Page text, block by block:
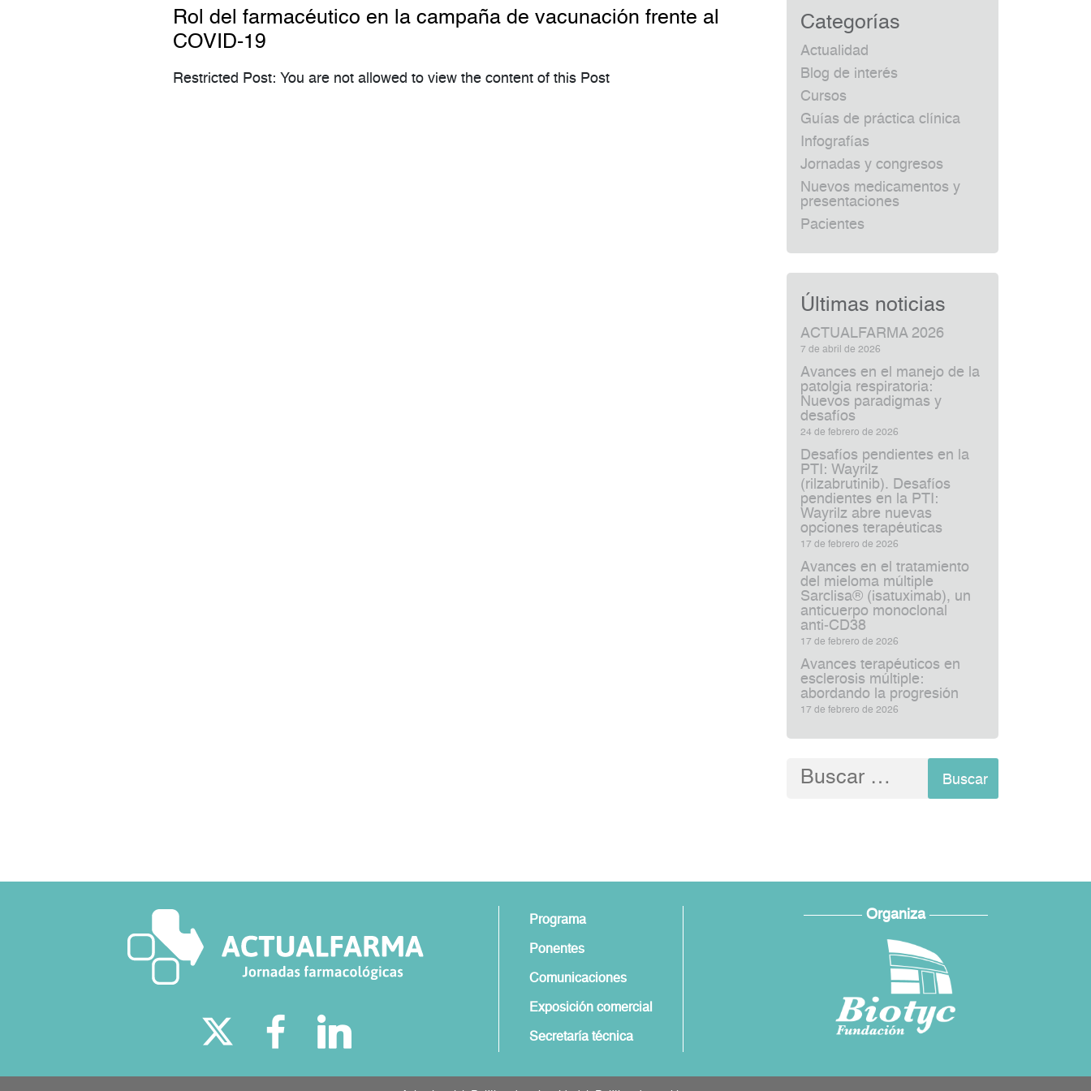
Rol del farmacéutico en la campaña de vacunación frente al
COVID-19
Restricted Post: You are not allowed to view the content of this Post
Categorías
Actualidad
Blog de interés
Cursos
Guías de práctica clínica
Infografías
Jornadas y congresos
Nuevos medicamentos y
presentaciones
Pacientes
Últimas noticias
ACTUALFARMA 2026
7 de abril de 2026
Avances en el manejo de la
patolgia respiratoria:
Nuevos paradigmas y
desafíos
24 de febrero de 2026
Desafíos pendientes en la
PTI: Wayrilz
(rilzabrutinib). Desafíos
pendientes en la PTI:
Wayrilz abre nuevas
opciones terapéuticas
17 de febrero de 2026
Avances en el tratamiento
del mieloma múltiple
Sarclisa® (isatuximab), un
anticuerpo monoclonal
anti‑CD38
17 de febrero de 2026
Avances terapéuticos en
esclerosis múltiple:
abordando la progresión
17 de febrero de 2026
Buscar:
Programa
Ponentes
Comunicaciones
Exposición comercial
Secretaría técnica
Organiza